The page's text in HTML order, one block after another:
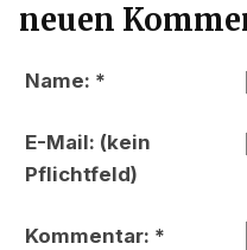
neuen
Name: *
E-Mail: (kein
Pflichtfeld)
Kommentar: *